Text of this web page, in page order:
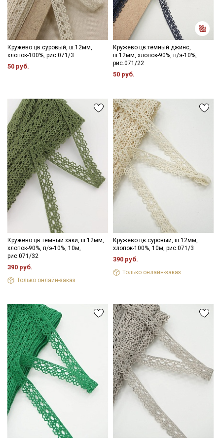
Кружево цв.суровый, ш.12мм,
хлопок-100%, рис.071/3
50 руб.
Кружево цв.темный джинс,
ш.12мм, хлопок-90%, п/э-10%,
рис.071/22
50 руб.
Кружево цв.темный хаки, ш.12мм,
хлопок-90%, п/э-10%, 10м,
рис.071/32
390 руб.
Только онлайн-заказ
Кружево цв.суровый, ш.12мм,
хлопок-100%, 10м, рис.071/3
390 руб.
Только онлайн-заказ